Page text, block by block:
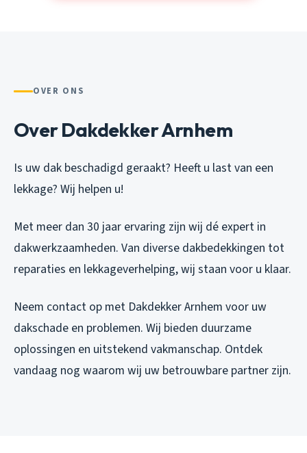
OVER ONS
Over Dakdekker Arnhem
Is uw dak beschadigd geraakt? Heeft u last van een
lekkage? Wij helpen u!
Met meer dan 30 jaar ervaring zijn wij dé expert in
dakwerkzaamheden. Van diverse dakbedekkingen tot
reparaties en lekkageverhelping, wij staan voor u klaar.
Neem contact op met Dakdekker Arnhem voor uw
dakschade en problemen. Wij bieden duurzame
oplossingen en uitstekend vakmanschap. Ontdek
vandaag nog waarom wij uw betrouwbare partner zijn.